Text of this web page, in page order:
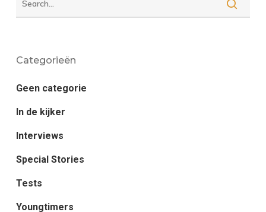
Categorieën
Geen categorie
In de kijker
Interviews
Special Stories
Tests
Youngtimers